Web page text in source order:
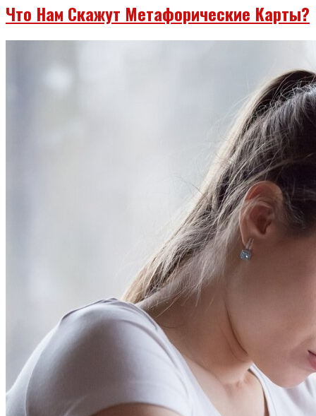
Что Нам Скажут Метафорические Карты?